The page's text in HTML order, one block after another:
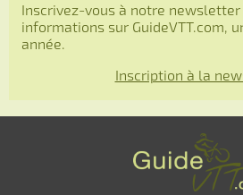
Inscrivez-vous à notre
informations sur GuideVTT.com,
année.
Inscription à la